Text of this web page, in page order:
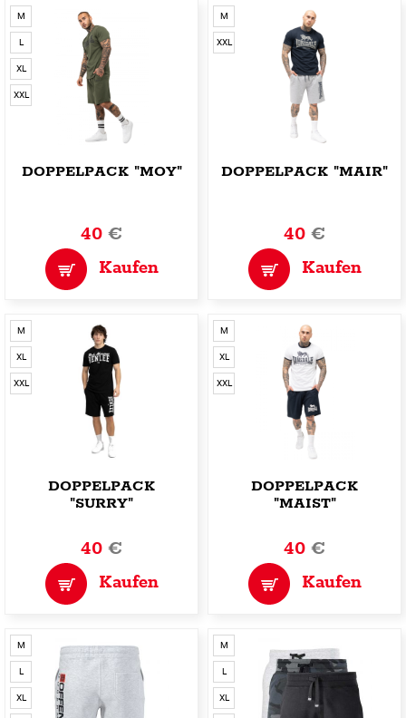
M
L
XL
XXL
DOPPELPACK "MOY"
40€
Kaufen
M
XXL
DOPPELPACK "MAIR"
40€
Kaufen
M
XL
XXL
DOPPELPACK
"SURRY"
40€
Kaufen
M
XL
XXL
DOPPELPACK
"MAIST"
40€
Kaufen
M
L
XL
M
L
XL